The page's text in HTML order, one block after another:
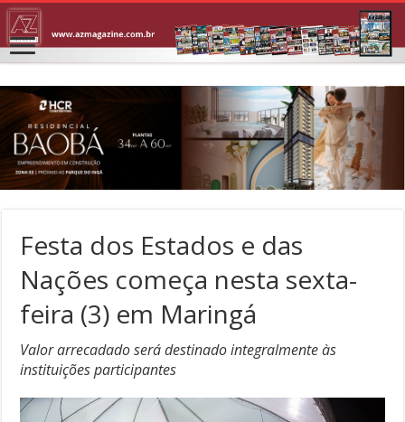
Festa dos Estados e das
Nações começa nesta sexta-
feira (3) em Maringá
Valor arrecadado será destinado integralmente às
instituições participantes